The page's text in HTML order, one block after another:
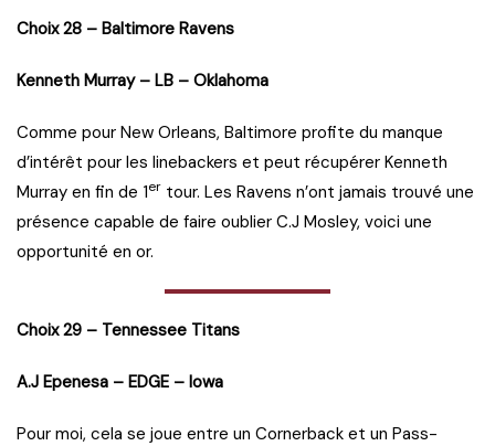
Choix 28 – Baltimore Ravens
Kenneth Murray – LB – Oklahoma
Comme pour New Orleans, Baltimore profite du manque
d’intérêt pour les linebackers et peut récupérer Kenneth
Murray en fin de 1er tour. Les Ravens n’ont jamais trouvé une
présence capable de faire oublier C.J Mosley, voici une
opportunité en or.
Choix 29 – Tennessee Titans
A.J Epenesa – EDGE – Iowa
Pour moi, cela se joue entre un Cornerback et un Pass-